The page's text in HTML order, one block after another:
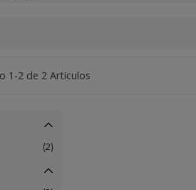
1-2 de 2 Articulos
(2)